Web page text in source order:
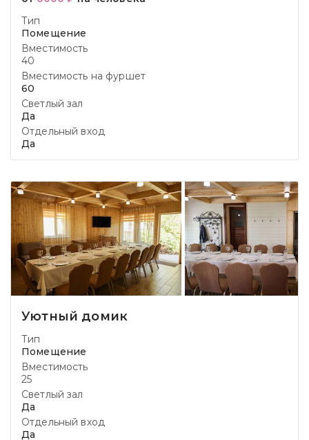
Тип
Помещение
Вместимость
40
Вместимость на фуршет
60
Светлый зал
Да
Отдельный вход
Да
Уютный домик
Тип
Помещение
Вместимость
25
Светлый зал
Да
Отдельный вход
Да